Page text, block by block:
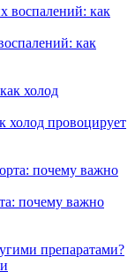
как
холод провоцирует
почему важно